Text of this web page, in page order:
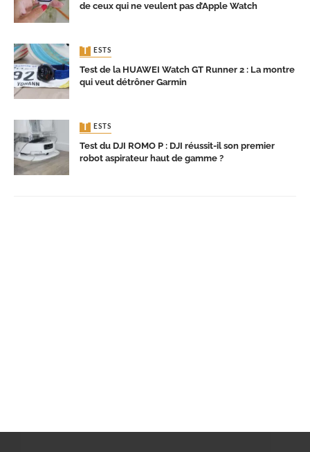
de ceux qui ne veulent pas d’Apple Watch
TESTS
Test de la HUAWEI Watch GT Runner 2 : La montre
qui veut détrôner Garmin
TESTS
Test du DJI ROMO P : DJI réussit-il son premier
robot aspirateur haut de gamme ?